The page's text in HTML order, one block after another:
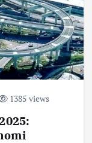
1385 views